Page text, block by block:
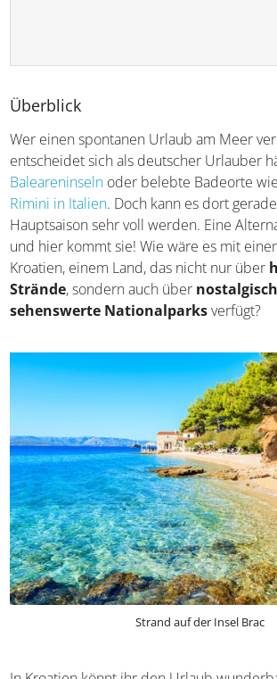
Wer einen spontanen Urlaub am Meer
möchte, entscheidet sich als deutscher
fürdie Baleareninseln oder belebte
quirlige Rimini in Italien. Doch kann es
Hauptsaison sehr voll werden. Eine
und hier kommt sie! Wie wäre es mit
schöne Kroatien, einem Land, das nicht
herrliche Strände, sondern auch über